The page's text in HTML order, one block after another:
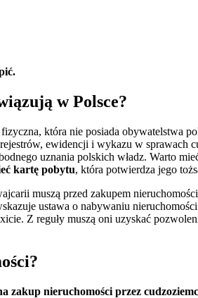
w Polsce?
która nie posiada obywatelstwa
ewidencji i wykazu w sprawach
uznania polskich władz. Warto
kartę pobytu, która potwierdza jego
muszą przed zakupem
ustawa o nabywaniu
Z reguły muszą oni uzyskać
zakup nieruchomości przez